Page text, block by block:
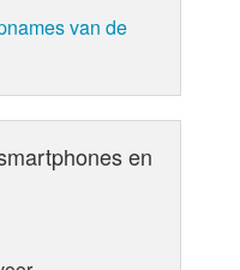
van de
en